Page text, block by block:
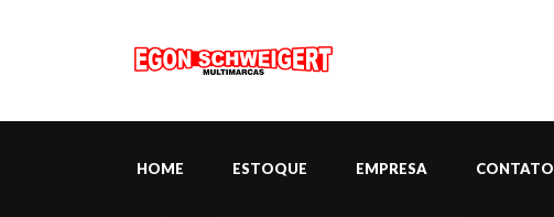
HOME ESTOQUE EMPRESA CONTATO